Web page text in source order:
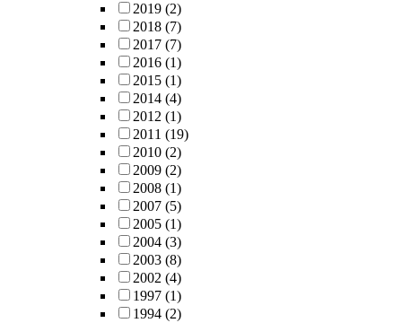
2019 (2)
2018 (7)
2017 (7)
2016 (1)
2015 (1)
2014 (4)
2012 (1)
2011 (19)
2010 (2)
2009 (2)
2008 (1)
2007 (5)
2005 (1)
2004 (3)
2003 (8)
2002 (4)
1997 (1)
1994 (2)